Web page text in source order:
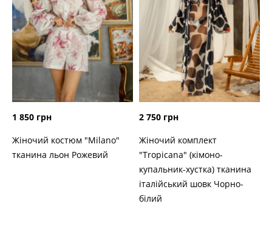
1 850 грн
Жіночий костюм "Milano"
тканина льон Рожевий
2 750 грн
Жіночий комплект
"Tropicana" (кімоно-
купальник-хустка) тканина
італійський шовк Чорно-
білий